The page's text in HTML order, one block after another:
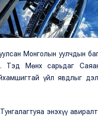
Монголын уулчдын
Тэд Мөнх сарьдаг
үйл явдлыг
энэхүү